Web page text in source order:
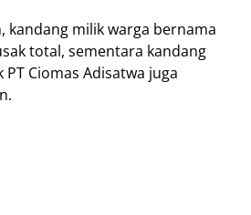
kandang milik warga bernama
total, sementara kandang
Ciomas Adisatwa juga